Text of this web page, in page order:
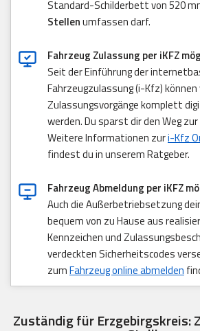
Standard-Schilderbett von 520
Stellenumfassen darf.
Fahrzeug Zulassung per iKFZ
Seit der Einführung der
Fahrzeugzulassung (i-Kfz) können
Zulassungsvorgänge komplett
werden. Du sparst dir den Weg
Weitere Informationen zuri-Kfz
findest du in unserem Ratgeber.
Fahrzeug Abmeldung per iKFZ
Auch die Außerbetriebsetzung
bequem von zu Hause aus
Kennzeichen und
verdeckten Sicherheitscodes
zumFahrzeug online abmelden
Zuständig für Erzgebirgskreis: